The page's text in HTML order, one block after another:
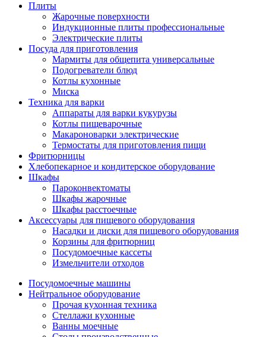
Плиты
Жарочные поверхности
Индукционные плиты профессиональные
Электрические плиты
Посуда для приготовления
Мармиты для общепита универсальные
Подогреватели блюд
Котлы кухонные
Миска
Техника для варки
Аппараты для варки кукурузы
Котлы пищеварочные
Макароноварки электрические
Термостаты для приготовления пищи
Фритюрницы
Хлебопекарное и кондитерское оборудование
Шкафы
Пароконвектоматы
Шкафы жарочные
Шкафы расстоечные
Аксессуары для пищевого оборудования
Насадки и диски для пищевого оборудования
Корзины для фритюрниц
Посудомоечные кассеты
Измельчители отходов
Посудомоечные машины
Нейтральное оборудование
Прочая кухонная техника
Стеллажи кухонные
Ванны моечные